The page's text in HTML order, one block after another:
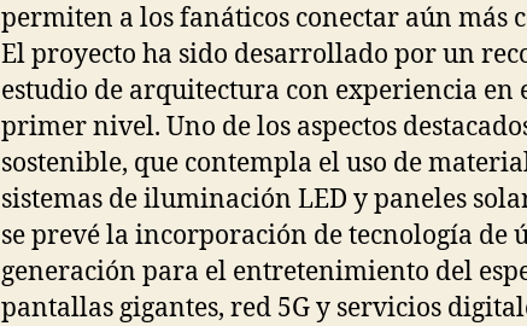
permiten a los fanáticos conectar aún más
El proyecto ha sido desarrollado por un
estudio de arquitectura con experiencia en
primer nivel. Uno de los aspectos
sostenible, que contempla el uso de
sistemas de iluminación LED y paneles
se prevé la incorporación de tecnología de
generación para el entretenimiento del
pantallas gigantes, red 5G y servicios